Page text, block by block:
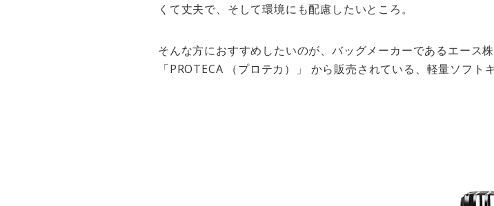
くて丈夫で、そして環境にも配慮したいところ。
そんな方におすすめしたいのが、バッグメーカーであるエース
「PROTECA （プロテカ）」 から販売されている、軽量ソフト